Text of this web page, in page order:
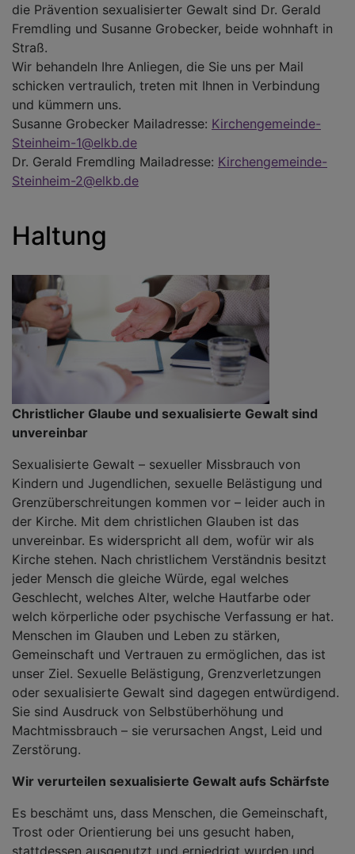
die Prävention sexualisierter Gewalt sind Dr. Gerald
Fremdling und Susanne Grobecker, beide wohnhaft in
Straß.
Wir behandeln Ihre Anliegen, die Sie uns per Mail
schicken vertraulich, treten mit Ihnen in Verbindung
und kümmern uns.
Susanne Grobecker Mailadresse: Kirchengemeinde-
Steinheim-1@elkb.de
Dr. Gerald Fremdling Mailadresse: Kirchengemeinde-
Steinheim-2@elkb.de
Haltung
Christlicher Glaube und sexualisierte Gewalt sind
unvereinbar
Sexualisierte Gewalt – sexueller Missbrauch von
Kindern und Jugendlichen, sexuelle Belästigung und
Grenzüberschreitungen kommen vor – leider auch in
der Kirche. Mit dem christlichen Glauben ist das
unvereinbar. Es widerspricht all dem, wofür wir als
Kirche stehen. Nach christlichem Verständnis besitzt
jeder Mensch die gleiche Würde, egal welches
Geschlecht, welches Alter, welche Hautfarbe oder
welch körperliche oder psychische Verfassung er hat.
Menschen im Glauben und Leben zu stärken,
Gemeinschaft und Vertrauen zu ermöglichen, das ist
unser Ziel. Sexuelle Belästigung, Grenzverletzungen
oder sexualisierte Gewalt sind dagegen entwürdigend.
Sie sind Ausdruck von Selbstüberhöhung und
Machtmissbrauch – sie verursachen Angst, Leid und
Zerstörung.
Wir verurteilen sexualisierte Gewalt aufs Schärfste
Es beschämt uns, dass Menschen, die Gemeinschaft,
Trost oder Orientierung bei uns gesucht haben,